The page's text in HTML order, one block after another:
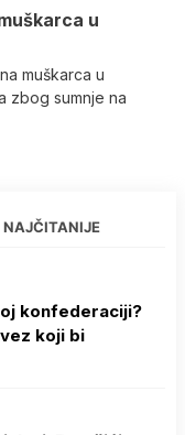
u
muškarca u
zbog sumnje na
NAJČITANIJE
konfederaciji?
koji bi